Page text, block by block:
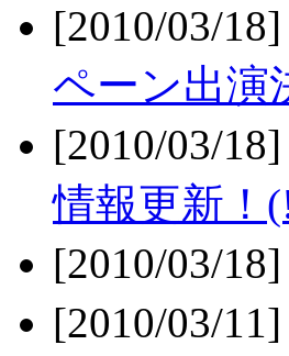
[2010/03/
ペーン出演
[2010/03/
情報更新！
[2010/03/
[2010/03/